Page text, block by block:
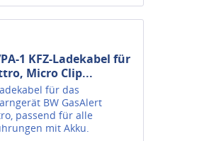
1 KFZ-Ladekabel für
Micro Clip...
für das
BW GasAlert
passend für alle
mit Akku.